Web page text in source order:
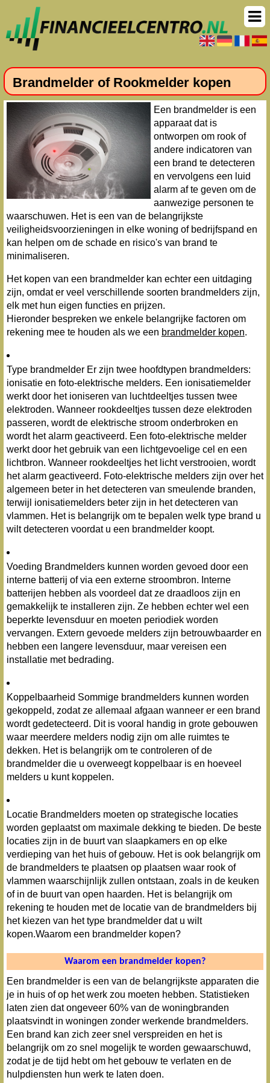
Brandmelder of Rookmelder kopen
Een brandmelder is een
apparaat dat is
ontworpen om rook of
andere indicatoren van
een brand te detecteren
en vervolgens een luid
alarm af te geven om de
aanwezige personen te
waarschuwen. Het is een van de belangrijkste
veiligheidsvoorzieningen in elke woning of bedrijfspand en
kan helpen om de schade en risico's van brand te
minimaliseren.
Het kopen van een brandmelder kan echter een uitdaging
zijn, omdat er veel verschillende soorten brandmelders zijn,
elk met hun eigen functies en prijzen.
Hieronder bespreken we enkele belangrijke factoren om
rekening mee te houden als we een brandmelder kopen.
Type brandmelder Er zijn twee hoofdtypen brandmelders:
ionisatie en foto-elektrische melders. Een ionisatiemelder
werkt door het ioniseren van luchtdeeltjes tussen twee
elektroden. Wanneer rookdeeltjes tussen deze elektroden
passeren, wordt de elektrische stroom onderbroken en
wordt het alarm geactiveerd. Een foto-elektrische melder
werkt door het gebruik van een lichtgevoelige cel en een
lichtbron. Wanneer rookdeeltjes het licht verstrooien, wordt
het alarm geactiveerd. Foto-elektrische melders zijn over het
algemeen beter in het detecteren van smeulende branden,
terwijl ionisatiemelders beter zijn in het detecteren van
vlammen. Het is belangrijk om te bepalen welk type brand u
wilt detecteren voordat u een brandmelder koopt.
Voeding Brandmelders kunnen worden gevoed door een
interne batterij of via een externe stroombron. Interne
batterijen hebben als voordeel dat ze draadloos zijn en
gemakkelijk te installeren zijn. Ze hebben echter wel een
beperkte levensduur en moeten periodiek worden
vervangen. Extern gevoede melders zijn betrouwbaarder en
hebben een langere levensduur, maar vereisen een
installatie met bedrading.
Koppelbaarheid Sommige brandmelders kunnen worden
gekoppeld, zodat ze allemaal afgaan wanneer er een brand
wordt gedetecteerd. Dit is vooral handig in grote gebouwen
waar meerdere melders nodig zijn om alle ruimtes te
dekken. Het is belangrijk om te controleren of de
brandmelder die u overweegt koppelbaar is en hoeveel
melders u kunt koppelen.
Locatie Brandmelders moeten op strategische locaties
worden geplaatst om maximale dekking te bieden. De beste
locaties zijn in de buurt van slaapkamers en op elke
verdieping van het huis of gebouw. Het is ook belangrijk om
de brandmelders te plaatsen op plaatsen waar rook of
vlammen waarschijnlijk zullen ontstaan, zoals in de keuken
of in de buurt van open haarden. Het is belangrijk om
rekening te houden met de locatie van de brandmelders bij
het kiezen van het type brandmelder dat u wilt
kopen.Waarom een brandmelder kopen?
Waarom een brandmelder kopen?
Een brandmelder is een van de belangrijkste apparaten die
je in huis of op het werk zou moeten hebben. Statistieken
laten zien dat ongeveer 60% van de woningbranden
plaatsvindt in woningen zonder werkende brandmelders.
Een brand kan zich zeer snel verspreiden en het is
belangrijk om zo snel mogelijk te worden gewaarschuwd,
zodat je de tijd hebt om het gebouw te verlaten en de
hulpdiensten hun werk te laten doen.